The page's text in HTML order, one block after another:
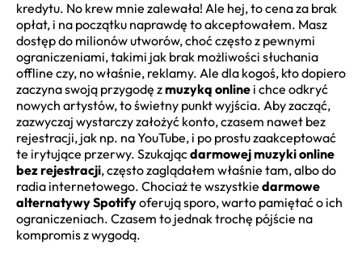
kredytu. No krew mnie zalewała! Ale hej, to cena za brak
opłat, i na początku naprawdę to akceptowałem. Masz
dostęp do milionów utworów, choć często z pewnymi
ograniczeniami, takimi jak brak możliwości słuchania
offline czy, no właśnie, reklamy. Ale dla kogoś, kto dopiero
zaczyna swoją przygodę zmuzyką online i chce odkryć
nowych artystów, to świetny punkt wyjścia. Aby zacząć,
zazwyczaj wystarczy założyć konto, czasem nawet bez
rejestracji, jak np. na YouTube, i po prostu zaakceptować
te irytujące przerwy. Szukającdarmowej muzyki online
bez rejestracji, często zaglądałem właśnie tam, albo do
radia internetowego. Chociaż te wszystkie darmowe
alternatywy Spotifyoferują sporo, warto pamiętać o ich
ograniczeniach. Czasem to jednak trochę pójście na
kompromis z wygodą.